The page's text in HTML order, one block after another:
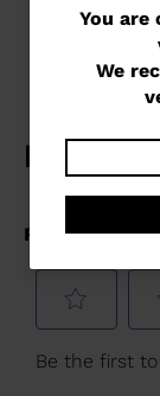
You
are
for
We
You
We
€